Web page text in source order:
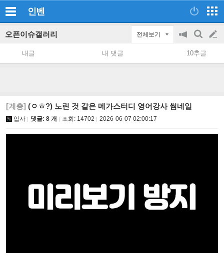
인벤
오픈이슈갤러리 전체보기
공
지
on/off
검
색
글
쓰
내글 내 댓글 10추글
[계층] (ㅇㅎ?) 노린 것 같은 메가스터디 영어강사 썸네일
입사 댓글: 8 개 조회: 14702 2026-06-07 02:00:17